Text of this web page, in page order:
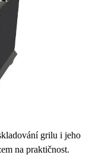
grilu i jeho
na praktičnost.